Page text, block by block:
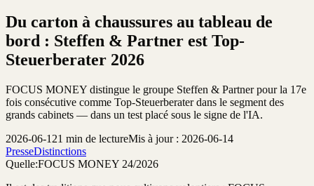
Du carton à chaussures au tableau de
bord : Steffen & Partner est Top-
Steuerberater 2026
FOCUS MONEY distingue le groupe Steffen & Partner pour la 17e
fois consécutive comme Top-Steuerberater dans le segment des
grands cabinets — dans un test placé sous le signe de l'IA.
2026-06-121 min de lectureMis à jour : 2026-06-14
PresseDistinctions
Quelle:FOCUS MONEY 24/2026